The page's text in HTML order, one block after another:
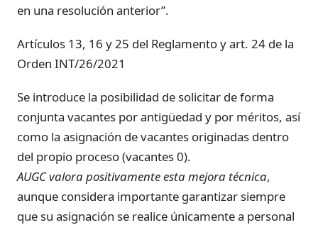
en una resolución anterior”.
Artículos 13, 16 y 25 del Reglamento y art. 24 de la
Orden INT/26/2021
Se introduce la posibilidad de solicitar de forma
conjunta vacantes por antigüedad y por méritos, así
como la asignación de vacantes originadas dentro
del propio proceso (vacantes 0).
AUGC valora positivamente esta mejora técnica,
aunque considera importante garantizar siempre
que su asignación se realice únicamente a personal